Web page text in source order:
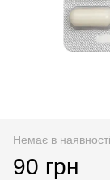
Немає в наявності
90 грн